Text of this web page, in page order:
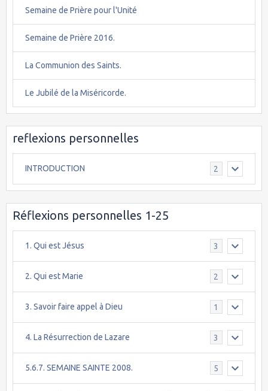
Semaine de Prière pour l'Unité
Semaine de Prière 2016.
La Communion des Saints.
Le Jubilé de la Miséricorde.
reflexions personnelles
INTRODUCTION 2
Réflexions personnelles 1-25
1. Qui est Jésus 3
2. Qui est Marie 2
3. Savoir faire appel à Dieu 1
4. La Résurrection de Lazare 3
5.6.7. SEMAINE SAINTE 2008. 5